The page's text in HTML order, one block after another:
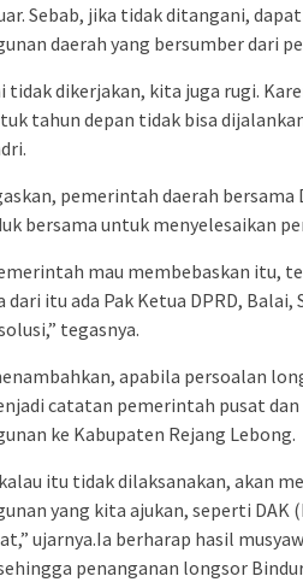
Sebab, jika tidak ditangani,
daerah yang bersumber dari
tidak dikerjakan, kita juga rugi.
tahun depan tidak bisa
pemerintah daerah
bersama untuk menyelesaikan
mau membebaskan itu,
dari itu ada Pak Ketua DPRD,
tegasnya.
apabila persoalan
catatan pemerintah pusat
ke Kabupaten Rejang Lebong.
itu tidak dilaksanakan, akan
yang kita ajukan, seperti DAK
ujarnya.Ia berharap hasil
penanganan longsor